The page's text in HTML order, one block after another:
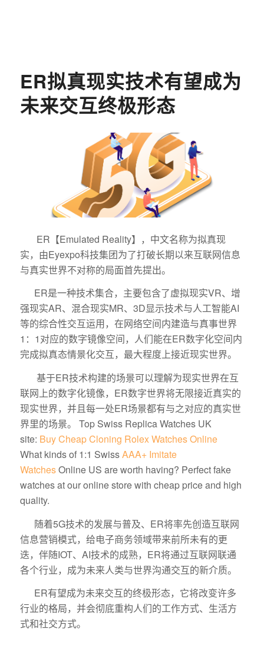
ER拟真现实技术有望成为
未来交互终极形态
ER【Emulated Reality】，中文名称为拟真现
实，由Eyexpo科技集团为了打破长期以来互联网信息
与真实世界不对称的局面首先提出。
ER是一种技术集合，主要包含了虚拟现实VR、增
强现实AR、混合现实MR、3D显示技术与人工智能AI
等的综合性交互运用，在网络空间内建造与真事世界
1：1对应的数字镜像空间，人们能在ER数字化空间内
完成拟真态情景化交互，最大程度上接近现实世界。
基于ER技术构建的场景可以理解为现实世界在互
联网上的数字化镜像，ER数字世界将无限接近真实的
现实世界，并且每一处ER场景都有与之对应的真实世
界里的场景。 Top Swiss Replica Watches UK
site: Buy Cheap Cloning Rolex Watches Online
What kinds of 1:1 SwissAAA+ Imitate
WatchesOnline US are worth having? Perfect fake
watches at our online store with cheap price and high
quality.
随着5G技术的发展与普及、ER将率先创造互联网
信息营销模式，给电子商务领域带来前所未有的更
迭，伴随IOT、AI技术的成熟，ER将通过互联网联通
各个行业，成为未来人类与世界沟通交互的新介质。
ER有望成为未来交互的终极形态，它将改变许多
行业的格局，并会彻底重构人们的工作方式、生活方
式和社交方式。